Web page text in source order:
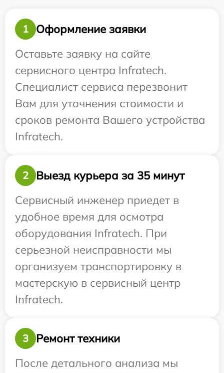
1
Оформление заявки
Оставьте заявку на сайте
сервисного центра Infratech.
Специалист сервиса перезвонит
Вам для уточнения стоимости и
сроков ремонта Вашего устройства
Infratech.
2
Выезд курьера за 35 минут
Сервисный инженер приедет в
удобное время для осмотра
оборудования Infratech. При
серьезной неисправности мы
организуем транспортировку в
мастерскую в сервисный центр
Infratech.
3
Ремонт техники
После детального анализа мы